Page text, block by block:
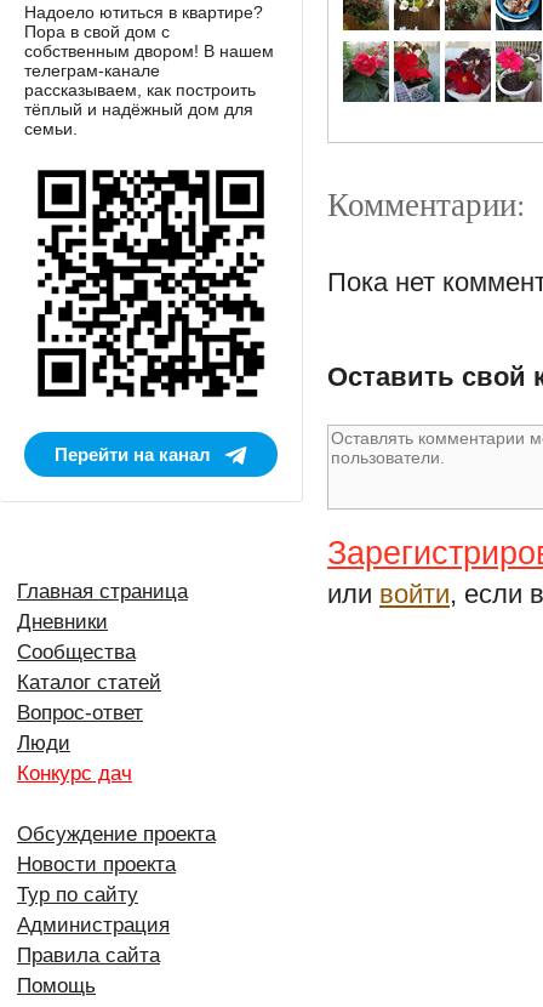
Комментарии:
Пока нет
Оставить свой
или войти, если
Надоело ютиться в квартире?
Пора в свой дом с
собственным двором! В нашем
телеграм-канале
рассказываем, как построить
тёплый и надёжный дом для
семьи.
Перейти на канал
Главная страница
Дневники
Сообщества
Каталог статей
Вопрос-ответ
Люди
Конкурс дач
Обсуждение проекта
Новости проекта
Тур по сайту
Администрация
Правила сайта
Помощь